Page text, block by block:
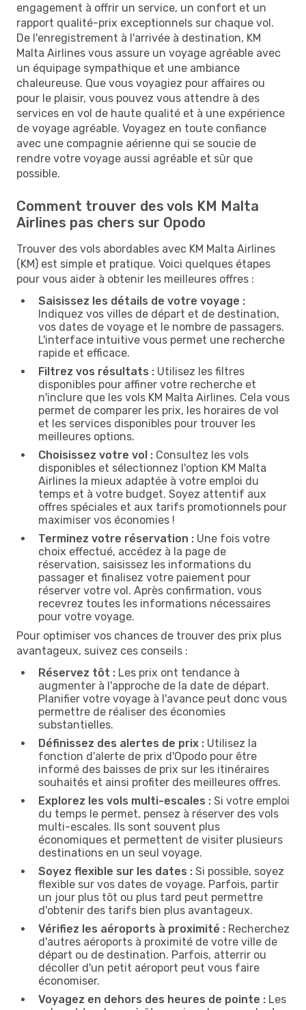
engagement à offrir un service, un confort et un
rapport qualité-prix exceptionnels sur chaque vol.
De l'enregistrement à l'arrivée à destination, KM
Malta Airlines vous assure un voyage agréable avec
un équipage sympathique et une ambiance
chaleureuse. Que vous voyagiez pour affaires ou
pour le plaisir, vous pouvez vous attendre à des
services en vol de haute qualité et à une expérience
de voyage agréable. Voyagez en toute confiance
avec une compagnie aérienne qui se soucie de
rendre votre voyage aussi agréable et sûr que
possible.
Comment trouver des vols KM Malta
Airlines pas chers sur Opodo
Trouver des vols abordables avec KM Malta Airlines
(KM) est simple et pratique. Voici quelques étapes
pour vous aider à obtenir les meilleures offres :
Saisissez les détails de votre voyage :
Indiquez vos villes de départ et de destination,
vos dates de voyage et le nombre de passagers.
L'interface intuitive vous permet une recherche
rapide et efficace.
Filtrez vos résultats : Utilisez les filtres
disponibles pour affiner votre recherche et
n'inclure que les vols KM Malta Airlines. Cela vous
permet de comparer les prix, les horaires de vol
et les services disponibles pour trouver les
meilleures options.
Choisissez votre vol : Consultez les vols
disponibles et sélectionnez l'option KM Malta
Airlines la mieux adaptée à votre emploi du
temps et à votre budget. Soyez attentif aux
offres spéciales et aux tarifs promotionnels pour
maximiser vos économies !
Terminez votre réservation : Une fois votre
choix effectué, accédez à la page de
réservation, saisissez les informations du
passager et finalisez votre paiement pour
réserver votre vol. Après confirmation, vous
recevrez toutes les informations nécessaires
pour votre voyage.
Pour optimiser vos chances de trouver des prix plus
avantageux, suivez ces conseils :
Réservez tôt : Les prix ont tendance à
augmenter à l'approche de la date de départ.
Planifier votre voyage à l'avance peut donc vous
permettre de réaliser des économies
substantielles.
Définissez des alertes de prix : Utilisez la
fonction d'alerte de prix d'Opodo pour être
informé des baisses de prix sur les itinéraires
souhaités et ainsi profiter des meilleures offres.
Explorez les vols multi-escales : Si votre emploi
du temps le permet, pensez à réserver des vols
multi-escales. Ils sont souvent plus
économiques et permettent de visiter plusieurs
destinations en un seul voyage.
Soyez flexible sur les dates : Si possible, soyez
flexible sur vos dates de voyage. Parfois, partir
un jour plus tôt ou plus tard peut permettre
d'obtenir des tarifs bien plus avantageux.
Vérifiez les aéroports à proximité : Recherchez
d'autres aéroports à proximité de votre ville de
départ ou de destination. Parfois, atterrir ou
décoller d'un petit aéroport peut vous faire
économiser.
Voyagez en dehors des heures de pointe : Les